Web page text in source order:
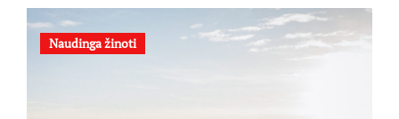
Naudinga žinoti